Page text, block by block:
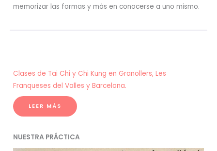
memorizar las formas y más en conocerse a uno mismo.
Clases de Tai Chi y Chi Kung en Granollers, Les
Franqueses del Valles y Barcelona.
LEER MÁS
NUESTRA PRÁCTICA